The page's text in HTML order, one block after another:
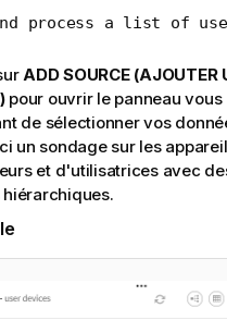
process a list of
ADD SOURCE (AJOUTER
pour ouvrir le panneau vous
de sélectionner vos
un sondage sur les
et d'utilisatrices avec